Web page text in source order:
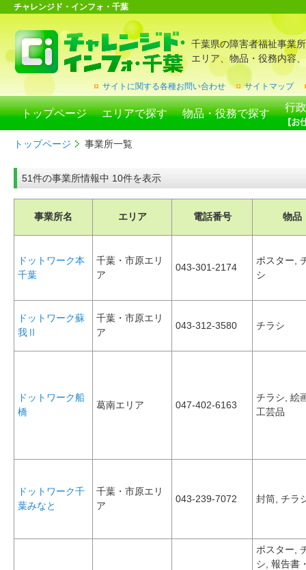
チャレンジド・インフォ・千葉
千葉県の障害者福祉事業
エリア、物品・役務内容
サイトに関する各種お問い合わせ サイトマップ
トップページ エリアで探す 物品・役務で探す
行
トップページ 事業所一覧
51件の事業所情報中 10件を表示
事業所名 エリア 電話番号 物品
ドットワーク本
千葉
千葉・市原エリ
ア
043-301-2174
ポスター,
シ
ドットワーク蘇
我Ⅱ
千葉・市原エリ
ア
043-312-3580 チラシ
ドットワーク船
橋
葛南エリア 047-402-6163
チラシ, 絵
工芸品
ドットワーク千
葉みなと
千葉・市原エリ
ア
043-239-7072 封筒, チラ
ポスター,
シ, 報告書